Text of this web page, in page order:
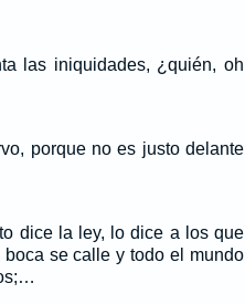
las iniquidades, ¿quién, oh
porque no es justo delante
dice la ley, lo dice a los que
se calle y todo el mundo